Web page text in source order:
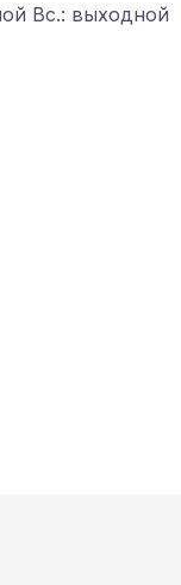
Вс.: выходной